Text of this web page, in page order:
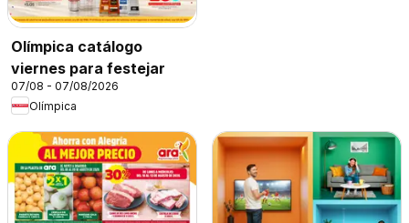
Olímpica catálogo
viernes para festejar
07/08 - 07/08/2026
Olímpica